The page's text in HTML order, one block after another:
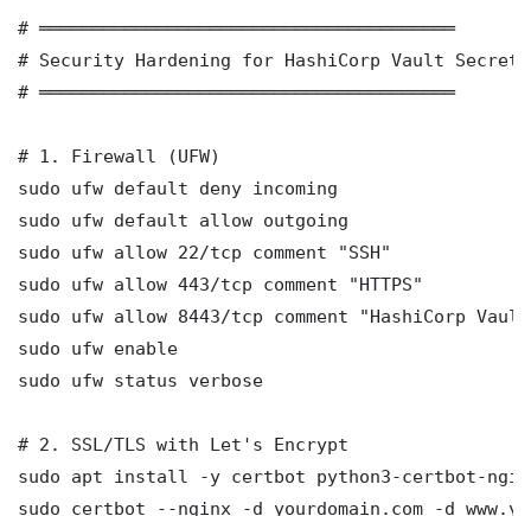
# ═══════════════════════════════════════
# Security Hardening for HashiCorp Vault Secrets
# ═══════════════════════════════════════
# 1. Firewall (UFW)
sudo ufw default deny incoming
sudo ufw default allow outgoing
sudo ufw allow 22/tcp comment "SSH"
sudo ufw allow 443/tcp comment "HTTPS"
sudo ufw allow 8443/tcp comment "HashiCorp
sudo ufw enable
sudo ufw status verbose
# 2. SSL/TLS with Let's Encrypt
sudo apt install -y certbot python3-certbot-
sudo certbot --nginx -d yourdomain.com -d